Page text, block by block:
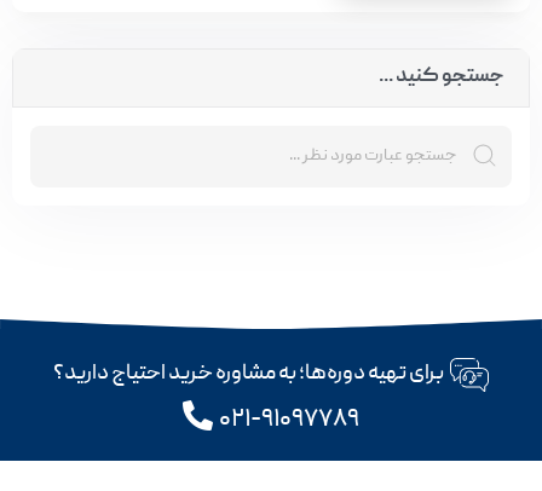
جستجو کنید ...
برای تهیه دوره‌ها؛ به مشاوره خرید احتیاج دارید؟
۰۲۱-۹۱۰۹۷۷۸۹